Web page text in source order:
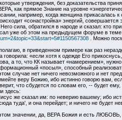
утверждения, без доказательства
как прямое Знание на уровне
например, когда женщина прикасалась
«сонастройка» энергий,
Него сила, обратился в народе и сказал: кто
уже об этом на предыдущем форуме в теме
. Можно
в приведенном примере как раз
говорила: «если хотя к одежде Его
а то, что КК называет «намерением»,
«посыл», способный
случае нет ничего невозможного и нет
веру Божию, ибо истинно говорю вам,
что сбудется по словам его, -- будет
здесь:
же сказал им: по неверию вашему; ибо
туда', и она перейдет; и ничего не будет
значении, да, ВЕРА Божия и есть ЛЮБОВЬ,